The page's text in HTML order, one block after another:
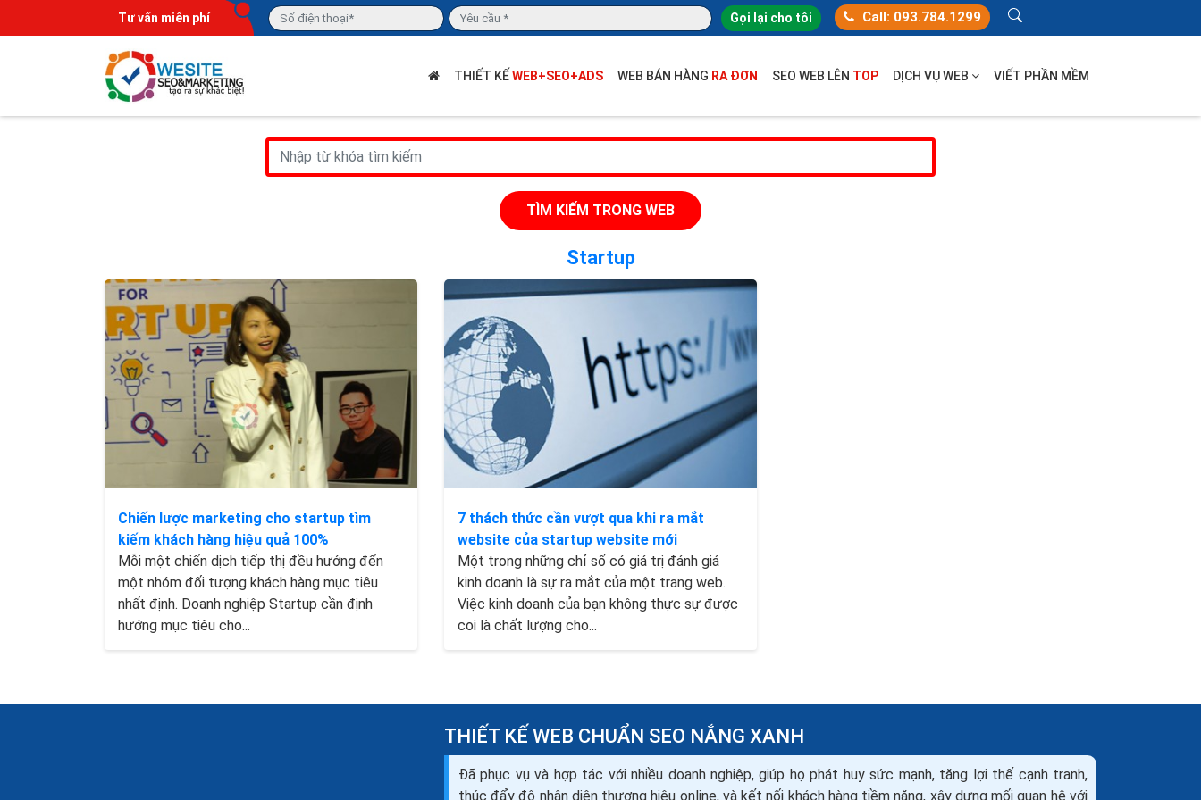
Tư vấn miễn phí Gọi lại cho tôi Call: 093.784.1299
THIẾT KẾWEB+SEO+ADS WEB BÁN HÀNG RA ĐƠN SEO WEB LÊN TOP DỊCH VỤ WEB VIẾT PHẦN MỀM
TÌM KIẾM TRONG WEB
Startup
Chiến lược marketing cho startup tìm
kiếm khách hàng hiệu quả 100%
Mỗi một chiến dịch tiếp thị đều hướng đến
một nhóm đối tượng khách hàng mục tiêu
nhất định. Doanh nghiệp Startup cần định
hướng mục tiêu cho...
7 thách thức cần vượt qua khi ra mắt
website của startup website mới
Một trong những chỉ số có giá trị đánh giá
kinh doanh là sự ra mắt của một trang web.
Việc kinh doanh của bạn không thực sự được
coi là chất lượng cho...
THIẾT KẾ WEB CHUẨN SEO NẮNG XANH
Đã phục vụ và hợp tác với nhiều doanh nghiệp, giúp họ phát huy sức mạnh, tăng lợi thế cạnh tranh,
thúc đẩy độ nhận diện thương hiệu online, và kết nối khách hàng tiềm năng, xây dựng mối quan hệ với